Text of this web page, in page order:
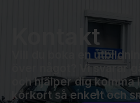
Kontakt
Vill du boka en
över något? Vi svarar
och hjälper dig
körkort så enkelt och